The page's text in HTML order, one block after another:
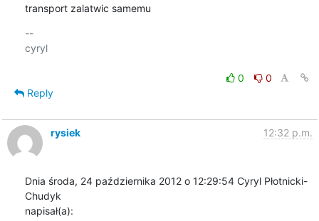
transport zalatwic samemu
--
cyryl
0
0
Reply
rysiek 12:32 p.m.
Dnia środa, 24 października 2012 o 12:29:54 Cyryl Płotnicki-
Chudyk
napisał(a):